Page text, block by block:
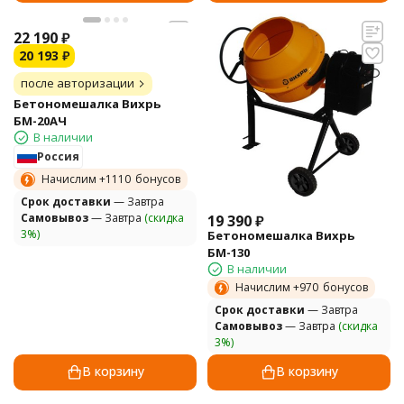
22 190₽
20 193 ₽
после авторизации
Бетономешалка Вихрь
БМ-20АЧ
В наличии
Россия
Начислим +1110 бонусов
Cрок доставки — Завтра
Самовывоз— Завтра (скидка
3%)
В корзину
19 390₽
Бетономешалка Вихрь
БМ-130
В наличии
Начислим +970 бонусов
Cрок доставки — Завтра
Самовывоз— Завтра (скидка
3%)
В корзину